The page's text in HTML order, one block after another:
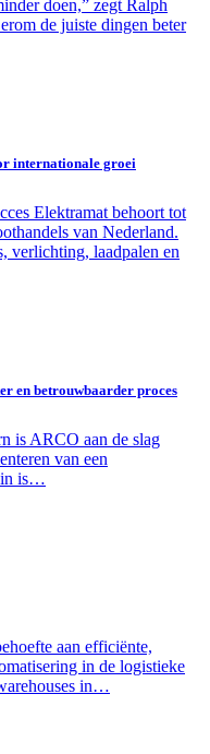
doen,” zegt Ralph
de juiste dingen beter
internationale groei
Elektramat behoort tot
van Nederland.
verlichting, laadpalen en
en betrouwbaarder proces
is ARCO aan de slag
van een
is…
aan efficiënte,
in de logistieke
in…